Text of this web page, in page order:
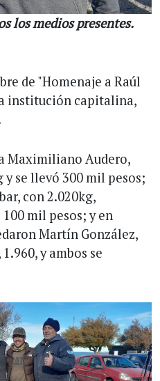
los medios presentes.
de "Homenaje a Raúl
institución capitalina,
Maximiliano Audero,
y se llevó 300 mil pesos;
con 2.020kg,
mil pesos; y en
Martín González,
y ambos se